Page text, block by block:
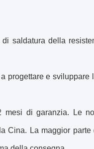
saldatura della
progettare e
di garanzia. Le
Cina. La maggior